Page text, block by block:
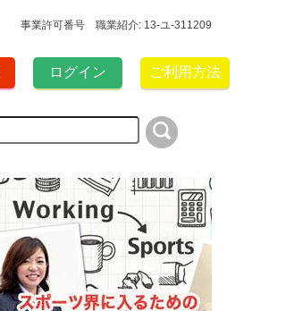
事業許可番号 職業紹介: 13-ユ-311209
ログイン ご利用方法